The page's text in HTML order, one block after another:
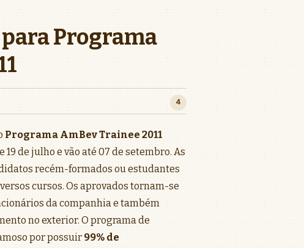
Programa
4
Programa AmBev Trainee 2011
19 de julho e vão até 07 de setembro. As
recém-formados ou estudantes
cursos. Os aprovados tornam-se
da companhia e também
no exterior. O programa de
por possuir 99% de